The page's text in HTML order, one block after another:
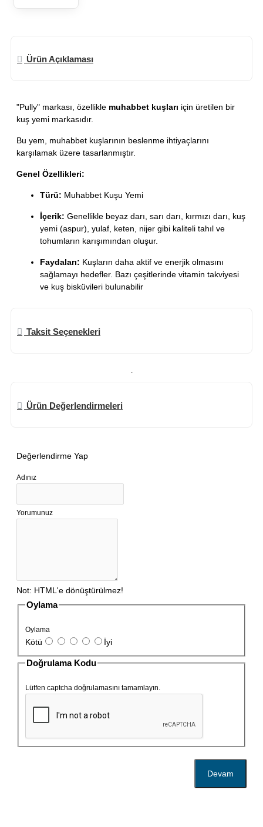
Ürün Açıklaması
"Pully" markası, özellikle muhabbet kuşları için üretilen bir
kuş yemi markasıdır.
Bu yem, muhabbet kuşlarının beslenme ihtiyaçlarını
karşılamak üzere tasarlanmıştır.
Genel Özellikleri:
Türü: Muhabbet Kuşu Yemi
İçerik: Genellikle beyaz darı, sarı darı, kırmızı darı, kuş
yemi (aspur), yulaf, keten, nijer gibi kaliteli tahıl ve
tohumların karışımından oluşur.
Faydaları: Kuşların daha aktif ve enerjik olmasını
sağlamayı hedefler. Bazı çeşitlerinde vitamin takviyesi
ve kuş bisküvileri bulunabilir
Taksit Seçenekleri
.
Ürün Değerlendirmeleri
Değerlendirme Yap
Adınız
Yorumunuz
Not: HTML'e dönüştürülmez!
Oylama
Oylama
Kötü İyi
Doğrulama Kodu
Lütfen captcha doğrulamasını tamamlayın.
Devam